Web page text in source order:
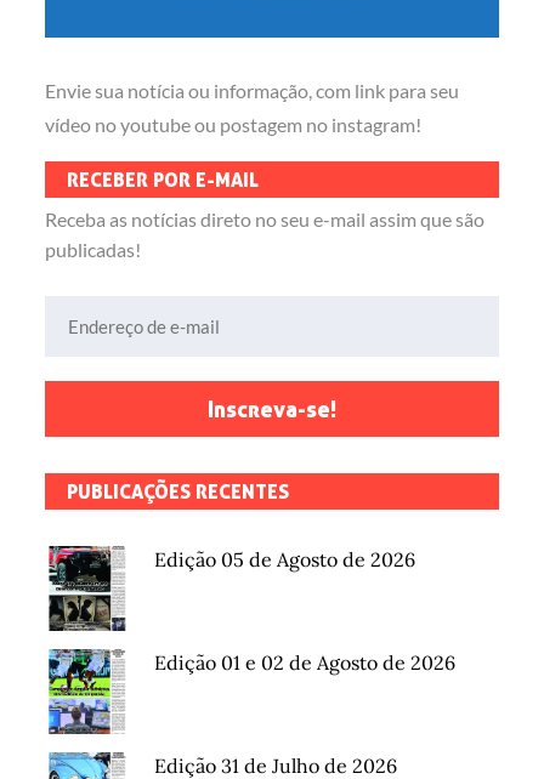
Envie sua notícia ou informação, com link para seu
vídeo no youtube ou postagem no instagram!
RECEBER POR E-MAIL
Receba as notícias direto no seu e-mail assim que são
publicadas!
Inscreva-se!
PUBLICAÇÕES RECENTES
Edição 05 de Agosto de 2026
Edição 01 e 02 de Agosto de 2026
Edição 31 de Julho de 2026